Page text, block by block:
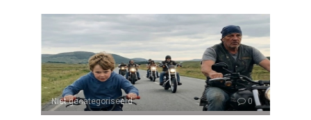
Niet gecategoriseerd 0